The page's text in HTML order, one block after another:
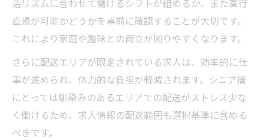
活リズムに合わせて働けるシフトが組めるか、また直行
直帰が可能かどうかを事前に確認することが大切です。
これにより家庭や趣味との両立が図りやすくなります。
さらに配送エリアが限定されている求人は、効率的に仕
事が進められ、体力的な負担が軽減されます。シニア層
にとっては馴染みのあるエリアでの配送がストレス少な
く働けるため、求人情報の配送範囲も選択基準に含める
べきです。